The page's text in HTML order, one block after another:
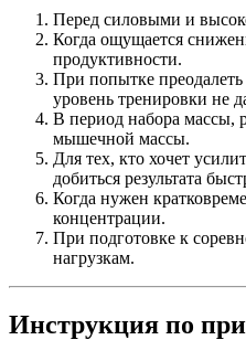
Перед силовыми и
Когда ощущается
продуктивности.
При попытке
уровень тренировки не
В период набора массы,
мышечной массы.
Для тех, кто хочет
добиться результата
Когда нужен
концентрации.
При подготовке к
нагрузкам.
Инструкция по